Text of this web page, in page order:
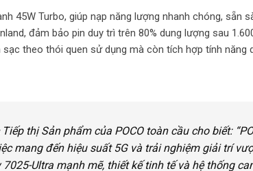
45W Turbo, giúp nạp năng lượng nhanh chóng, sẵn
đảm bảo pin duy trì trên 80% dung lượng sau
theo thói quen sử dụng mà còn tích hợp tính năng
thị Sản phẩm của POCO toàn cầu cho biết:
mang đến hiệu suất 5G và trải nghiệm giải trí
Ultra mạnh mẽ, thiết kế tinh tế và hệ thống